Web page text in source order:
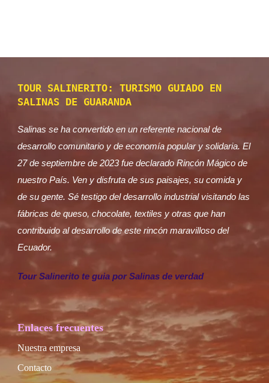
TOUR SALINERITO: TURISMO GUIADO EN
SALINAS DE GUARANDA
Salinas se ha convertido en un referente nacional de
desarrollo comunitario y de economía popular y solidaria. El
27 de septiembre de 2023 fue declarado Rincón Mágico de
nuestro País. Ven y disfruta de sus paisajes, su comida y
de su gente. Sé testigo del desarrollo industrial visitando las
fábricas de queso, chocolate, textiles y otras que han
contribuido al desarrollo de este rincón maravilloso del
Ecuador.
Tour Salinerito te guia por Salinas de verdad
Enlaces frecuentes
Nuestra empresa
Contacto